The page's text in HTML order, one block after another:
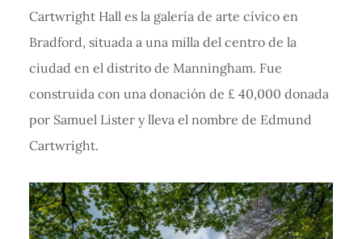
Cartwright Hall es la galería de arte cívico en
Bradford, situada a una milla del centro de la
ciudad en el distrito de Manningham. Fue
construida con una donación de £ 40,000 donada
por Samuel Lister y lleva el nombre de Edmund
Cartwright.